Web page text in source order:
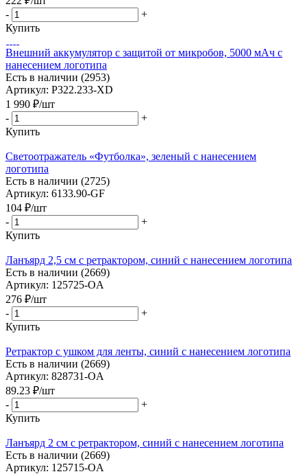
-
+
Купить
Внешний аккумулятор с защитой от микробов, 5000 мАч с
нанесением логотипа
Есть в наличии (2953)
Артикул: P322.233-XD
1 990 ₽/шт
-
+
Купить
Светоотражатель «Футболка», зеленый с нанесением
логотипа
Есть в наличии (2725)
Артикул: 6133.90-GF
104 ₽/шт
-
+
Купить
Ланъярд 2,5 см с ретрактором, синий с нанесением логотипа
Есть в наличии (2669)
Артикул: 125725-OA
276 ₽/шт
-
+
Купить
Ретрактор с ушком для ленты, синий с нанесением логотипа
Есть в наличии (2669)
Артикул: 828731-OA
89.23 ₽/шт
-
+
Купить
Ланъярд 2 см с ретрактором, синий с нанесением логотипа
Есть в наличии (2669)
Артикул: 125715-OA